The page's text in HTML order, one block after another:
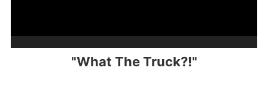
"What The Truck?!"